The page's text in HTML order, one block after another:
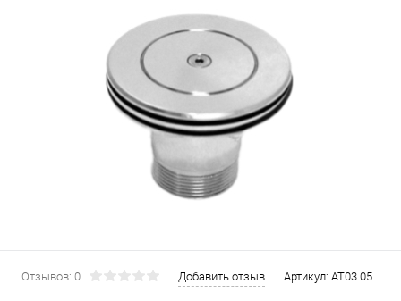
Отзывов: 0 Добавить отзыв Артикул: AT03.05